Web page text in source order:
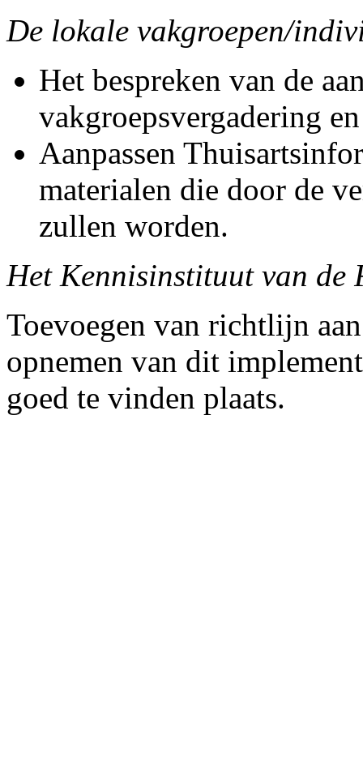
De lokale vakgroepen/
Het bespreken van de
vakgroepsvergadering
Aanpassen
materialen die door de
zullen worden.
Het Kennisinstituut van de
Toevoegen van richtlijn
opnemen van dit
goed te vinden plaats.